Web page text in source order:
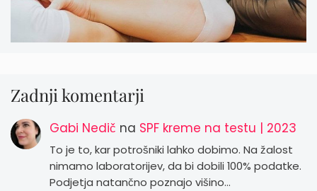
Zadnji komentarji
Gabi Nedič na SPF kreme na testu | 2023
To je to, kar potrošniki lahko dobimo. Na žalost
nimamo laboratorijev, da bi dobili 100% podatke.
Podjetja natančno poznajo višino…